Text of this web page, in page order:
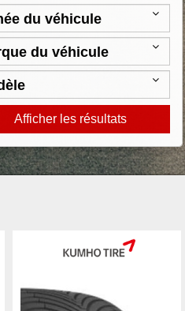
Afficher les résultats